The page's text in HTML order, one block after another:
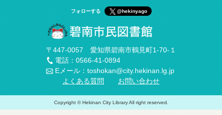
フォローする @hekinyago
〒447-0057 愛知県碧南市鶴見町1-70-１
電話：0566-41-0894
Eメール：toshokan@city.hekinan.lg.jp
よくある質問
お問い合わせ
Copyright © Hekinan City Library All right reserved.